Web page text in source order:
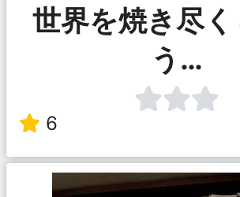
世界を焼き尽
う…
6